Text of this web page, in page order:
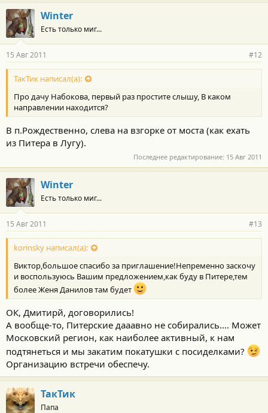
Winter
Есть только миг...
15 Авг 2011 #12
ТакТик написал(а):
Про дачу Набокова, первый раз простите слышу, В каком
направлении находится?
В п.Рождественно, слева на взгорке от моста (как ехать
из Питера в Лугу).
Последнее редактирование: 15 Авг 2011
Winter
Есть только миг...
15 Авг 2011 #13
korinsky написал(а):
Виктор,большое спасибо за приглашение!Непременно заскочу
и воспользуюсь Вашим предложением,как буду в Питере,тем
более Женя Данилов там будет
ОК, Дмитирй, договорились!
А вообще-то, Питерские дааавно не собирались.... Может
Московский регион, как наиболее активный, к нам
подтянеться и мы закатим покатушки с посиделками?
Организацию встречи обеспечу.
ТакТик
Папа